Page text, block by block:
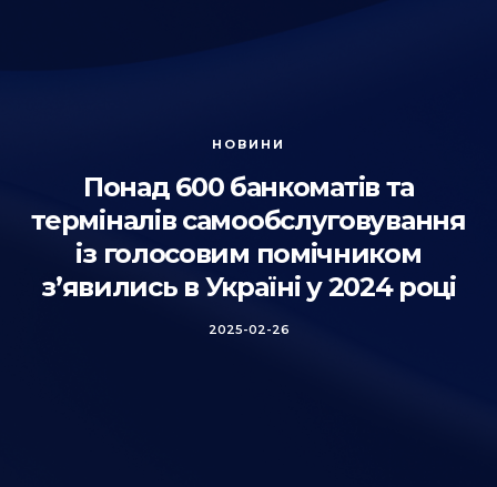
НОВИНИ
Понад 600 банкоматів та
терміналів самообслуговування
із голосовим помічником
з’явились в Україні у 2024 році
2025-02-26